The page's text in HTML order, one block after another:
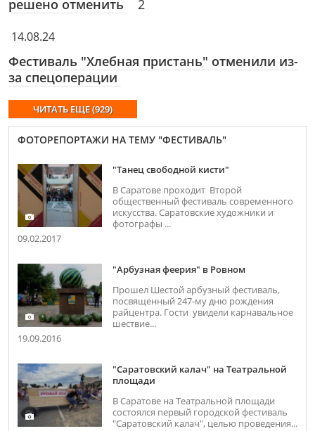
решено отменить
2
14.08.24
Фестиваль "Хлебная пристань" отменили из-
за спецоперации
ЧИТАТЬ ЕЩЕ (929)
ФОТОРЕПОРТАЖИ НА ТЕМУ "ФЕСТИВАЛЬ"
"Танец свободной кисти"
В Саратове проходит Второй
общественный фестиваль современного
искусства. Саратовские художники и
фотографы ...
09.02.2017
"Арбузная феерия" в Ровном
Прошел Шестой арбузный фестиваль,
посвященный 247-му дню рождения
райцентра. Гости увидели карнавальное
шествие...
19.09.2016
"Саратовский калач" на Театральной
площади
В Саратове на Театральной площади
состоялся первый городской фестиваль
"Саратовский калач", целью проведения...